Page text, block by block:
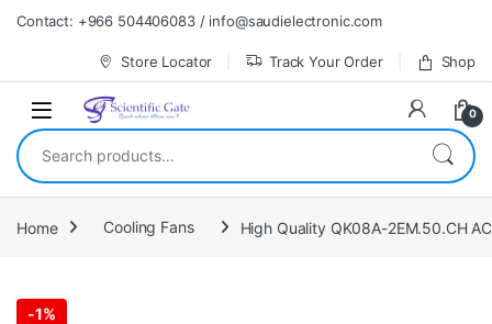
Skip to navigation
Skip to content
Contact: +966 504406083 / info@saudielectronic.com
Store Locator Track Your Order Shop
0
Search for:
Home Cooling Fans High Quality QK08A-2EM.50.CH
-1%